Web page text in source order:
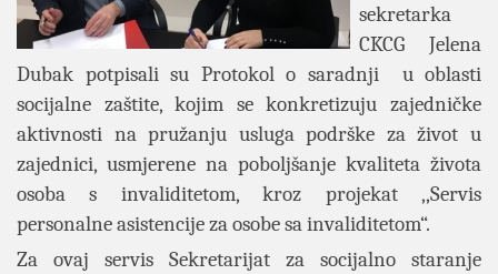
sekretarka
CKCG Jelena
Dubak potpisali su Protokol o saradnji u oblasti
socijalne zaštite, kojim se konkretizuju zajedničke
aktivnosti na pružanju usluga podrške za život u
zajednici, usmjerene na poboljšanje kvaliteta života
osoba s invaliditetom, kroz projekat ,,Servis
personalne asistencije za osobe sa invaliditetom“.
Za ovaj servis Sekretarijat za socijalno staranje